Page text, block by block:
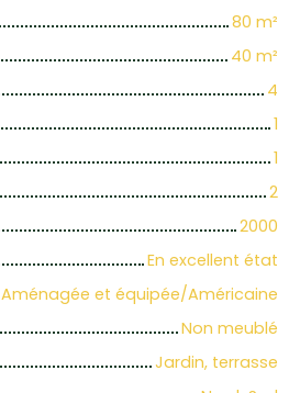
80 m²
40 m²
4
1
1
2
2000
En excellent état
Aménagée et équipée/Américaine
Non meublé
Jardin, terrasse